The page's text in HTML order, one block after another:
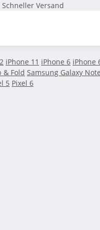
Versand
iPhone 11 iPhone 6 iPhone
& Fold Samsung Galaxy Note
5 Pixel 6